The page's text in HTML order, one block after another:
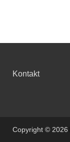
Kontakt
Copyright © 2026